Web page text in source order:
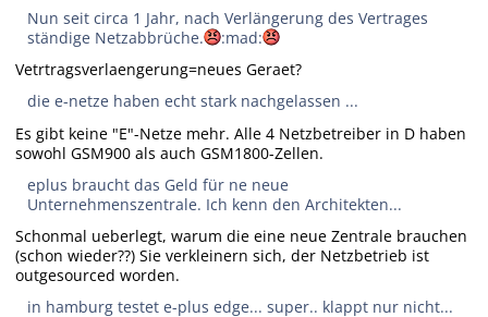
Nun seit circa 1 Jahr, nach Verlängerung des Vertrages
ständige Netzabbrüche.
:mad:
Vetrtragsverlaengerung=neues Geraet?
die e-netze haben echt stark nachgelassen ...
Es gibt keine "E"-Netze mehr. Alle 4 Netzbetreiber in D haben
sowohl GSM900 als auch GSM1800-Zellen.
eplus braucht das Geld für ne neue
Unternehmenszentrale. Ich kenn den Architekten...
Schonmal ueberlegt, warum die eine neue Zentrale brauchen
(schon wieder??) Sie verkleinern sich, der Netzbetrieb ist
outgesourced worden.
in hamburg testet e-plus edge... super.. klappt nur nicht...